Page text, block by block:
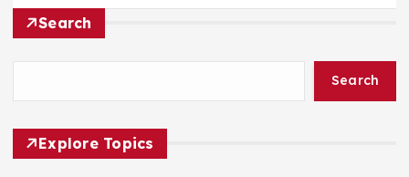
Search
Search
Explore Topics